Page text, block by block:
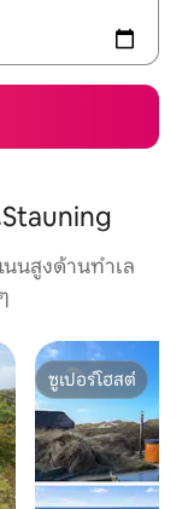
นสูงด้านทำเล
ซูเปอร์โฮสต์
ซูเปอร์โฮสต์